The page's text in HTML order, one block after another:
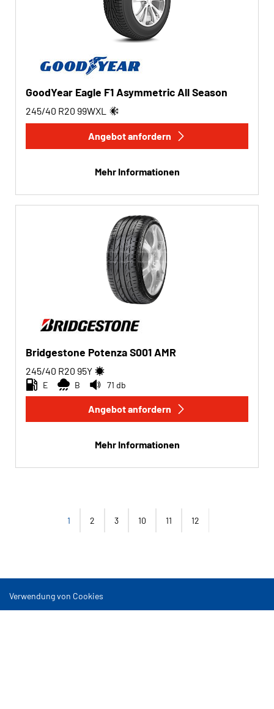
GoodYear Eagle F1 Asymmetric All Season
245/40 R20 99WXL
Angebot anfordern
Mehr Informationen
Bridgestone Potenza S001 AMR
245/40 R20 95Y
E B 71 db
Angebot anfordern
Mehr Informationen
1 2 3 10 11 12
Verwendung von Cookies
Nutzungsbedingungen